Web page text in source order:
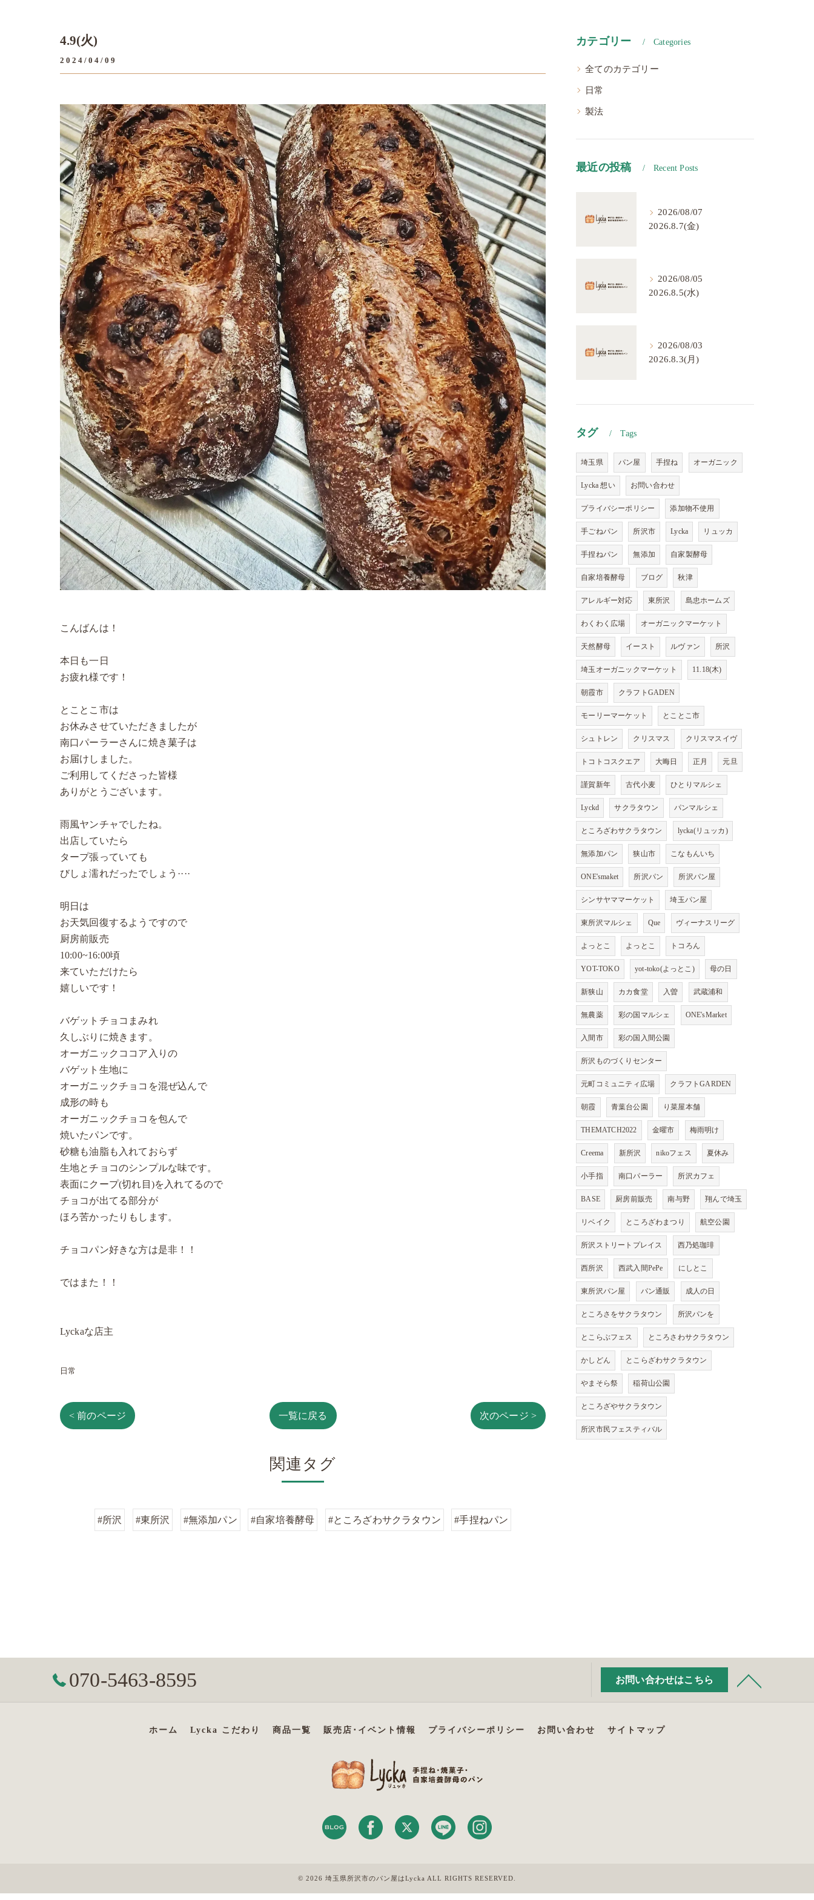
4.9(火)
2024/04/09
こんばんは！
本日も一日
お疲れ様です！
とことこ市は
お休みさせていただきましたが
南口パーラーさんに焼き菓子は
お届けしました。
ご利用してくださった皆様
ありがとうございます。
雨風ヤンチャでしたね。
出店していたら
タープ張っていても
びしょ濡れだったでしょう····
明日は
お天気回復するようですので
厨房前販売
10:00~16:00頃
来ていただけたら
嬉しいです！
バゲットチョコまみれ
久しぶりに焼きます。
オーガニックココア入りの
バゲット生地に
オーガニックチョコを混ぜ込んで
成形の時も
オーガニックチョコを包んで
焼いたパンです。
砂糖も油脂も入れておらず
生地とチョコのシンプルな味です。
表面にクープ(切れ目)を入れてるので
チョコが出てる部分が
ほろ苦かったりもします。
チョコパン好きな方は是非！！
ではまた！！
Lyckaな店主
日常
< 前のページ 一覧に戻る 次のページ >
関連タグ
#所沢 #東所沢 #無添加パン #自家培養酵母 #ところざわサクラタウン #手捏ねパン
カテゴリー Categories
全てのカテゴリー
日常
製法
最近の投稿 Recent Posts
2026/08/07
2026.8.7(金)
2026/08/05
2026.8.5(水)
2026/08/03
2026.8.3(月)
タグ Tags
埼玉県 パン屋 手捏ね オーガニック
Lycka 想い お問い合わせ
プライバシーポリシー 添加物不使用
手ごねパン 所沢市 Lycka リュッカ
手捏ねパン 無添加 自家製酵母
自家培養酵母 ブログ 秋津
アレルギー対応 東所沢 島忠ホームズ
わくわく広場 オーガニックマーケット
天然酵母 イースト ルヴァン 所沢
埼玉オーガニックマーケット 11.18(木)
朝霞市 クラフトGADEN
モーリーマーケット とことこ市
シュトレン クリスマス クリスマスイヴ
トコトコスクエア 大晦日 正月 元旦
謹賀新年 古代小麦 ひとりマルシェ
Lyckd サクラタウン パンマルシェ
ところざわサクラタウン lycka(リュッカ)
無添加パン 狭山市 こなもんいち
ONE'smaket 所沢パン 所沢パン屋
シンサヤママーケット 埼玉パン屋
東所沢マルシェ Que ヴィーナスリーグ
よっとこ よっとこ トコろん
YOT-TOKO yot-toko(よっとこ) 母の日
新狭山 カカ食堂 入曽 武蔵浦和
無農薬 彩の国マルシェ ONE'sMarket
入間市 彩の国入間公園
所沢ものづくりセンター
元町コミュニティ広場 クラフトGARDEN
朝霞 青葉台公園 り菜屋本舗
THEMATCH2022 金曜市 梅雨明け
Creema 新所沢 nikoフェス 夏休み
小手指 南口パーラー 所沢カフェ
BASE 厨房前販売 南与野 翔んで埼玉
リベイク ところざわまつり 航空公園
所沢ストリートプレイス 西乃処珈琲
西所沢 西武入間PePe にしとこ
東所沢パン屋 パン通販 成人の日
ところさをサクラタウン 所沢パンを
とこらぶフェス ところさわサクラタウン
かしどん とこらざわサクラタウン
やまそら祭 稲荷山公園
ところざやサクラタウン
所沢市民フェスティバル
070-5463-8595 お問い合わせはこちら
ホーム Lycka こだわり 商品一覧 販売店･イベント情報 プライバシーポリシー お問い合わせ サイトマップ
© 2026 埼玉県所沢市のパン屋はLycka ALL RIGHTS RESERVED.